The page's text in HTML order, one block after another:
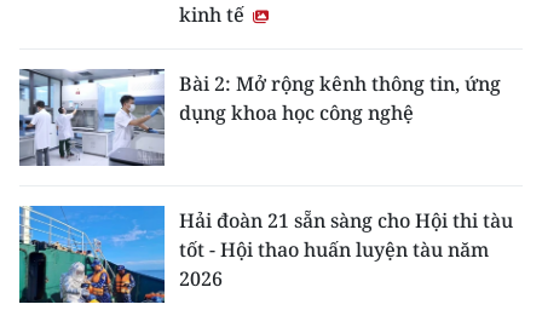
kinh tế
Bài 2: Mở rộng kênh thông tin, ứng
dụng khoa học công nghệ
Hải đoàn 21 sẵn sàng cho Hội thi tàu
tốt - Hội thao huấn luyện tàu năm
2026